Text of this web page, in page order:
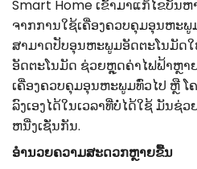
Smart Home ເຂົ້າມາແກ້ໄຂບັນ
ຈາກການໃຊ້ເຄື່ອງຄວບຄຸມອຸນຫະພູ
ສາມາດປັບອຸນຫະພູມອັດຕະໂນມັດ
ອັດຕະໂນມັດ ຊ່ວຍຫຼຸດຄ່າໄຟຟ້າຫຼາ
ເຄື່ອງຄວບຄຸມອຸນຫະພູມທົ່ວໄປ ຫຼື
ລົງເອງໄດ້ໃນເວລາທີ່ບໍ່ໄດ້ໃຊ້ ມັນຊ່
ຫນື່ງເຊັ່ນກັນ.
ອຳນວຍຄວາມສະດວກຫຼາຍຂື້ນ